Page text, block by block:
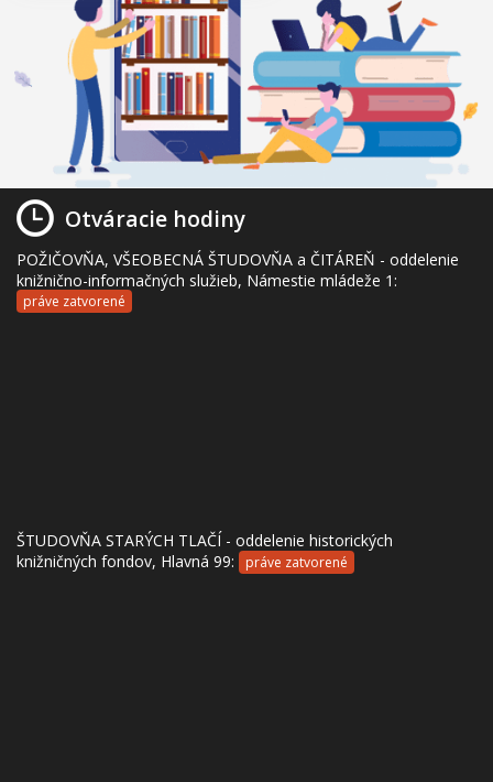
Otváracie hodiny
POŽIČOVŇA, VŠEOBECNÁ ŠTUDOVŇA a ČITÁREŇ - oddelenie
knižnično-informačných služieb, Námestie mládeže 1:
práve zatvorené
ŠTUDOVŇA STARÝCH TLAČÍ - oddelenie historických
knižničných fondov, Hlavná 99:
práve zatvorené